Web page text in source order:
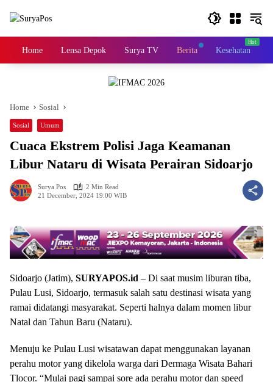
Home Lensa Depok Surya TV Berita Kesehatan
Home Sosial
Sosial Umum
Cuaca Ekstrem Polisi Jaga Keamanan
Libur Nataru di Wisata Perairan Sidoarjo
Surya Pos
2 Min Read
21 December, 2024 19:00 WIB
Sidoarjo (Jatim), SURYAPOS.id – Di saat musim liburan tiba,
Pulau Lusi, Sidoarjo, termasuk salah satu destinasi wisata yang
ramai didatangi masyarakat. Seperti halnya dalam momen libur
Natal dan Tahun Baru (Nataru).
Menuju ke Pulau Lusi wisatawan dapat menggunakan layanan
perahu motor yang dikelola warga dari Dermaga Wisata Bahari
Tlocor. “Mulai pagi sampai sore ada perahu motor dan speed